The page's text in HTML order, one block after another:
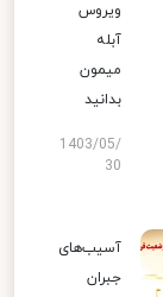
ویروس
آبله
میمون
بدانید
1403/05/
30
آسیب‌های
جبران